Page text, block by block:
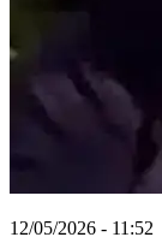
12/05/2026 - 11:52